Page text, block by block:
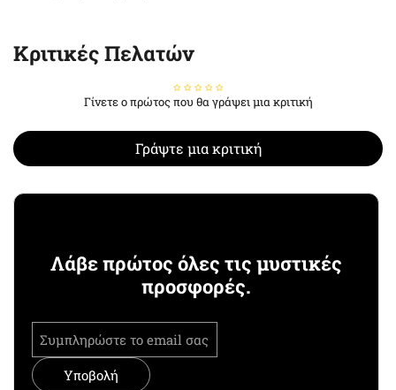
Κριτικές Πελατών
Γίνετε ο πρώτος που θα γράψει μια κριτική
Γράψτε μια κριτική
Λάβε πρώτος όλες τις μυστικές
προσφορές.
Υποβολή